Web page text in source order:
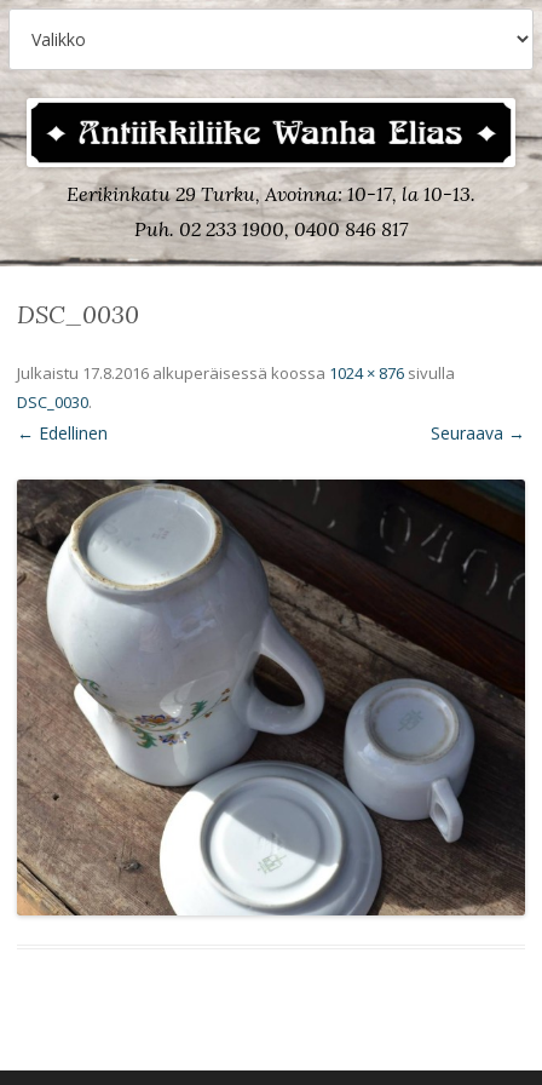
Eerikinkatu 29 Turku, Avoinna: 10-17, la 10-13.
Puh. 02 233 1900, 0400 846 817
DSC_0030
Julkaistu 17.8.2016 alkuperäisessä koossa 1024 × 876 sivulla
DSC_0030.
← Edellinen Seuraava →